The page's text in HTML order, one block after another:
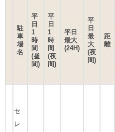
駐
車
場
名
平
日
1
時
間
(昼
間)
平
日
1
時
間
(夜
間)
平日
最大
(24H)
平
日
最
大
(夜
間)
距
離
セ
レ